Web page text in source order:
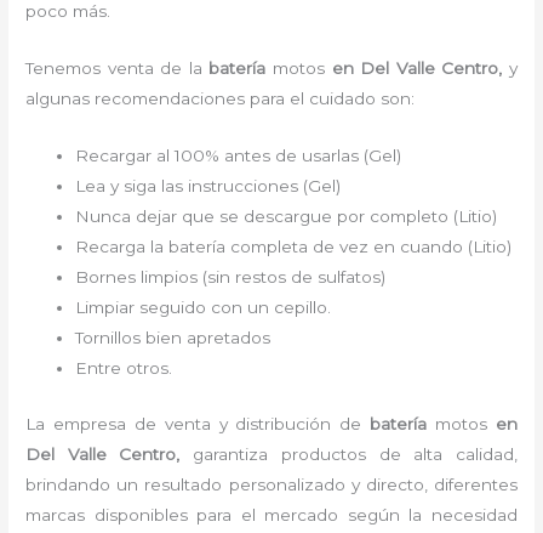
poco más.
Tenemos venta de la batería motos en Del Valle Centro, y
algunas recomendaciones para el cuidado son:
Recargar al 100% antes de usarlas (Gel)
Lea y siga las instrucciones (Gel)
Nunca dejar que se descargue por completo (Litio)
Recarga la batería completa de vez en cuando (Litio)
Bornes limpios (sin restos de sulfatos)
Limpiar seguido con un cepillo.
Tornillos bien apretados
Entre otros.
La empresa de venta y distribución de batería motos en
Del Valle Centro, garantiza productos de alta calidad,
brindando un resultado personalizado y directo, diferentes
marcas disponibles para el mercado según la necesidad